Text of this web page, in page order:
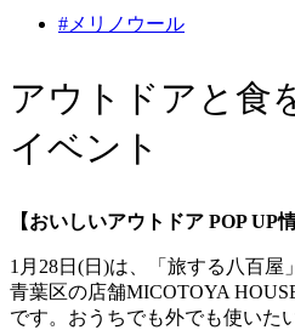
#メリノウール
アウトドアと食
イベント
【おいしいアウトドア POP UP情
1月28日(日)は、「旅する八百
青葉区の店舗MICOTOYA
です。おうちでも外でも使いた